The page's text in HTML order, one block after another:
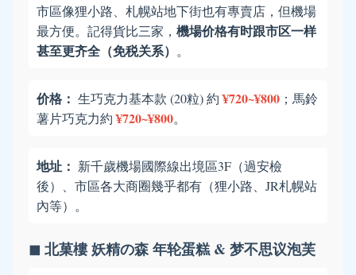
市區像狸小路、札幌站地下街也有專賣店，但機場
最方便。記得貨比三家， 機場价格有时跟市区一样
甚至更齐全（免税关系） 。
价格： 生巧克力基本款 (20粒) 約¥720~¥800 ；馬鈴
薯片巧克力約¥720~¥800。
地址： 新千歲機場國際線出境區3F（過安檢
後）、市區各大商圈幾乎都有（狸小路、JR札幌站
內等）。
◼ 北菓樓 妖精の森 年轮蛋糕 & 梦不思议泡芙